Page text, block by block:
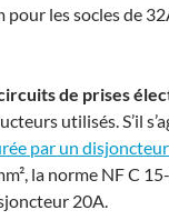
pour les socles de
de prises
utilisés. S’il
par un
la norme NF C
20A.